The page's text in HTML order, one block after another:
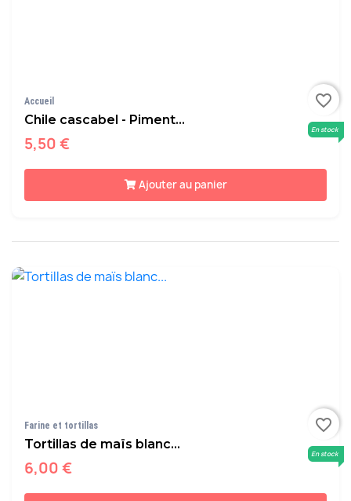
Accueil
Chile cascabel - Piment...
5,50 €
En stock
Ajouter au panier
favorite_border
Farine et tortillas
Tortillas de maïs blanc...
6,00 €
En stock
favorite_border